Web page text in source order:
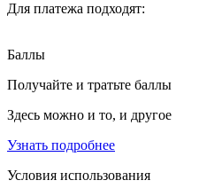
Для платежа подходят:
Баллы
Получайте и тратьте баллы
Здесь можно и то, и другое
Узнать подробнее
Условия использования